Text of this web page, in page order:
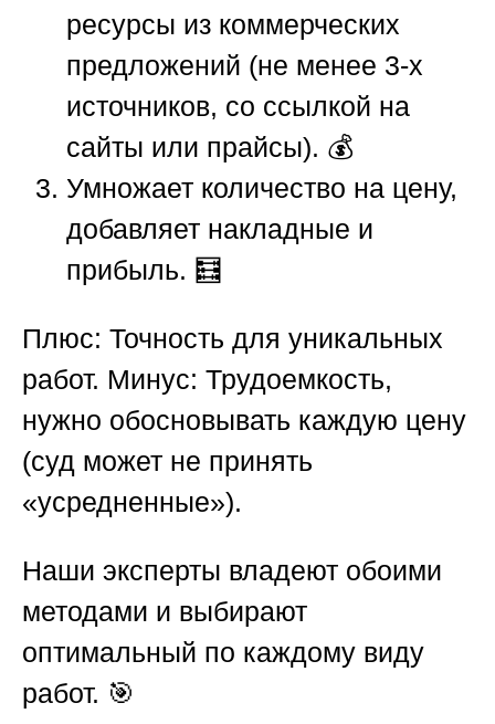
ресурсы из коммерческих
предложений (не менее 3-х
источников, со ссылкой на
сайты или прайсы). 💰
Умножает количество на цену,
добавляет накладные и
прибыль. 🧮
Плюс: Точность для уникальных
работ. Минус: Трудоемкость,
нужно обосновывать каждую цену
(суд может не принять
«усредненные»).
Наши эксперты владеют обоими
методами и выбирают
оптимальный по каждому виду
работ. 🎯